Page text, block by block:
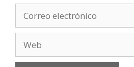
electrónico